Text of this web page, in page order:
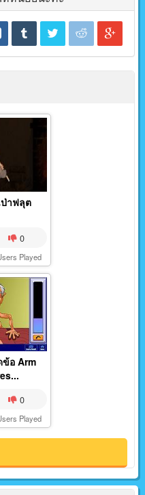
ป่าฟลุต
0
Played
ข้อ Arm
0
Played